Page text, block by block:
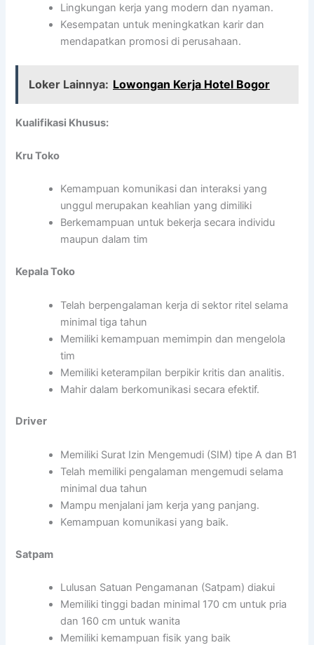
Lingkungan kerja yang modern dan nyaman.
Kesempatan untuk meningkatkan karir dan
mendapatkan promosi di perusahaan.
Loker Lainnya: Lowongan Kerja Hotel Bogor
Kualifikasi Khusus:
Kru Toko
Kemampuan komunikasi dan interaksi yang
unggul merupakan keahlian yang dimiliki
Berkemampuan untuk bekerja secara individu
maupun dalam tim
Kepala Toko
Telah berpengalaman kerja di sektor ritel selama
minimal tiga tahun
Memiliki kemampuan memimpin dan mengelola
tim
Memiliki keterampilan berpikir kritis dan analitis.
Mahir dalam berkomunikasi secara efektif.
Driver
Memiliki Surat Izin Mengemudi (SIM) tipe A dan B1
Telah memiliki pengalaman mengemudi selama
minimal dua tahun
Mampu menjalani jam kerja yang panjang.
Kemampuan komunikasi yang baik.
Satpam
Lulusan Satuan Pengamanan (Satpam) diakui
Memiliki tinggi badan minimal 170 cm untuk pria
dan 160 cm untuk wanita
Memiliki kemampuan fisik yang baik